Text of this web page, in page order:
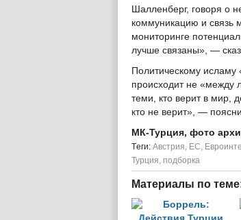
Шалленберг, говоря о
коммуникацию и связь
мониторинге
лучше связаны», —
Политическому исламу
происходит не «между
теми, кто верит в мир,
кто не верит», —
МК-Турция, фото
Tеги: Австрия, ЕС,
Турция, подборка
Материалы по